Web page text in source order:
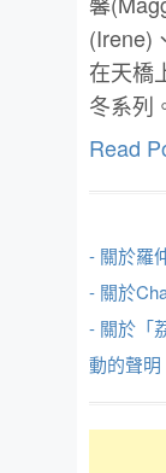
(Irene)
在天橋
冬系列
Read
- 關於羅
- 關於
- 關於「
動的聲明